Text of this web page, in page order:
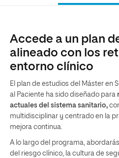
Accede a un plan
alineado con los
entorno clínico
El plan de estudios del Máster en
al Paciente ha sido diseñado para
actuales del sistema sanitario,
multidisciplinar y centrado en la
mejora continua.
A lo largo del programa,
del riesgo clínico, la cultura de